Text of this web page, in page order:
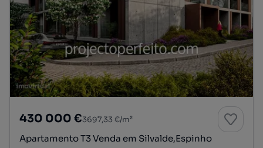
430 000 €3697,33 €/m²
Apartamento T3 Venda em Silvalde,Espinho